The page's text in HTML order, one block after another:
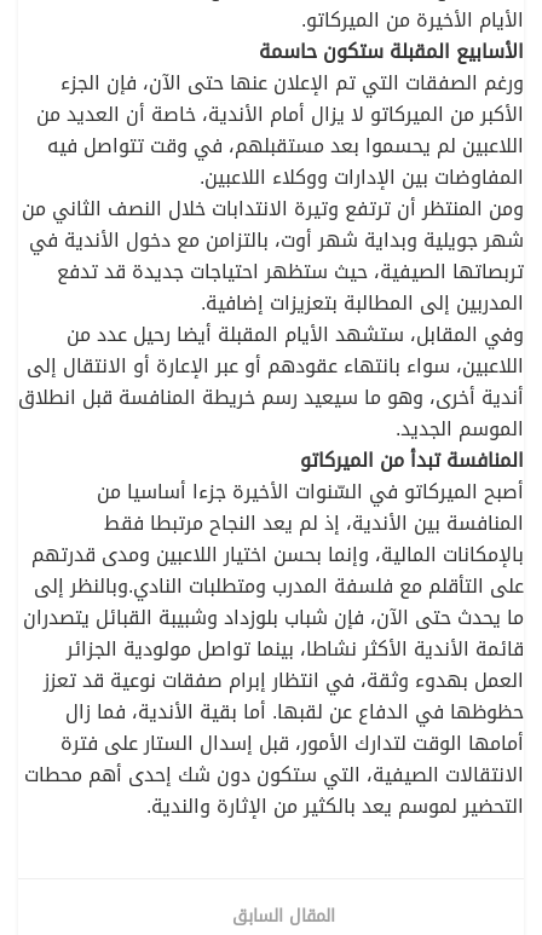
الأيام الأخيرة من الميركاتو.
الأسابيع المقبلة ستكون حاسمة
ورغم الصفقات التي تم الإعلان عنها حتى الآن، فإن الجزء
الأكبر من الميركاتو لا يزال أمام الأندية، خاصة أن العديد من
اللاعبين لم يحسموا بعد مستقبلهم، في وقت تتواصل فيه
المفاوضات بين الإدارات ووكلاء اللاعبين.
ومن المنتظر أن ترتفع وتيرة الانتدابات خلال النصف الثاني من
شهر جويلية وبداية شهر أوت، بالتزامن مع دخول الأندية في
تربصاتها الصيفية، حيث ستظهر احتياجات جديدة قد تدفع
المدربين إلى المطالبة بتعزيزات إضافية.
وفي المقابل، ستشهد الأيام المقبلة أيضا رحيل عدد من
اللاعبين، سواء بانتهاء عقودهم أو عبر الإعارة أو الانتقال إلى
أندية أخرى، وهو ما سيعيد رسم خريطة المنافسة قبل انطلاق
الموسم الجديد.
المنافسة تبدأ من الميركاتو
أصبح الميركاتو في السّنوات الأخيرة جزءا أساسيا من
المنافسة بين الأندية، إذ لم يعد النجاح مرتبطا فقط
بالإمكانات المالية، وإنما بحسن اختيار اللاعبين ومدى قدرتهم
على التأقلم مع فلسفة المدرب ومتطلبات النادي.وبالنظر إلى
ما يحدث حتى الآن، فإن شباب بلوزداد وشبيبة القبائل يتصدران
قائمة الأندية الأكثر نشاطا، بينما تواصل مولودية الجزائر
العمل بهدوء وثقة، في انتظار إبرام صفقات نوعية قد تعزز
حظوظها في الدفاع عن لقبها. أما بقية الأندية، فما زال
أمامها الوقت لتدارك الأمور، قبل إسدال الستار على فترة
الانتقالات الصيفية، التي ستكون دون شك إحدى أهم محطات
التحضير لموسم يعد بالكثير من الإثارة والندية.
المقال السابق